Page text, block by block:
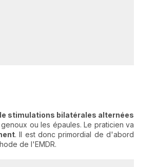
stimulations bilatérales alternées
ou les épaules. Le praticien va
. Il est donc primordial de d'abord
de l'EMDR.